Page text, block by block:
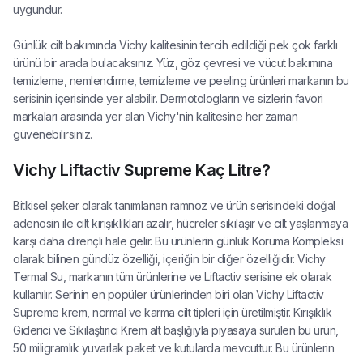
uygundur.
Günlük cilt bakımında Vichy kalitesinin tercih edildiği pek çok farklı
ürünü bir arada bulacaksınız. Yüz, göz çevresi ve vücut bakımına
temizleme, nemlendirme, temizleme ve peeling ürünleri markanın bu
serisinin içerisinde yer alabilir. Dermotologların ve sizlerin favori
markaları arasında yer alan Vichy'nin kalitesine her zaman
güvenebilirsiniz.
Vichy Liftactiv Supreme Kaç Litre?
Bitkisel şeker olarak tanımlanan ramnoz ve ürün serisindeki doğal
adenosin ile cilt kırışıklıkları azalır, hücreler sıkılaşır ve cilt yaşlanmaya
karşı daha dirençli hale gelir. Bu ürünlerin günlük Koruma Kompleksi
olarak bilinen gündüz özelliği, içeriğin bir diğer özelliğidir. Vichy
Termal Su, markanın tüm ürünlerine ve Liftactiv serisine ek olarak
kullanılır. Serinin en popüler ürünlerinden biri olan Vichy Liftactiv
Supreme krem, normal ve karma cilt tipleri için üretilmiştir. Kırışıklık
Giderici ve Sıkılaştırıcı Krem alt başlığıyla piyasaya sürülen bu ürün,
50 miligramlık yuvarlak paket ve kutularda mevcuttur. Bu ürünlerin